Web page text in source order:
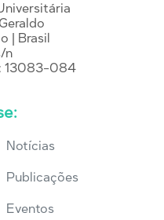
| Brasil
n
13083-084
Notícias
Publicações
Eventos